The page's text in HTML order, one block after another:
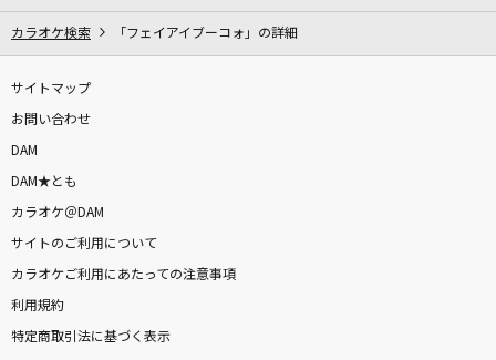
カラオケ検索 「フェイアイブーコォ」の詳細
サイトマップ
お問い合わせ
DAM
DAM★とも
カラオケ＠DAM
サイトのご利用について
カラオケご利用にあたっての注意事項
利用規約
特定商取引法に基づく表示